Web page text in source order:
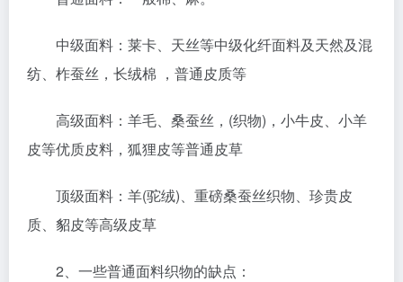
中级面料：莱卡、天丝等中级化纤面料及天然及混
纺、柞蚕丝，长绒棉 ，普通皮质等
高级面料：羊毛、桑蚕丝，(织物)，小牛皮、小羊
皮等优质皮料，狐狸皮等普通皮草
顶级面料：羊(驼绒)、重磅桑蚕丝织物、珍贵皮
质、貂皮等高级皮草
2、一些普通面料织物的缺点：